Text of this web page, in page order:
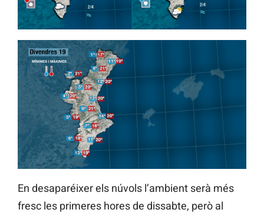
En desaparéixer els núvols l’ambient serà més
fresc les primeres hores de dissabte, però al